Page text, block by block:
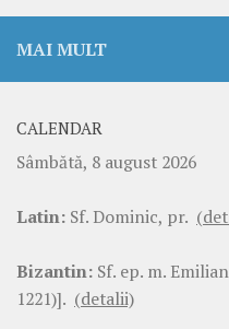
MAI MULT
CALENDAR
Sâmbătă, 8 august 2026
Latin: Sf. Dominic, pr.
Bizantin: Sf. ep. m.
1221)]. (detalii)